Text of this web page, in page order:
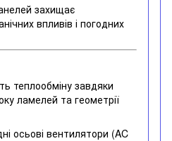
захищає
впливів і погодних
теплообміну завдяки
ламелей та геометрії
осьові вентилятори (AC